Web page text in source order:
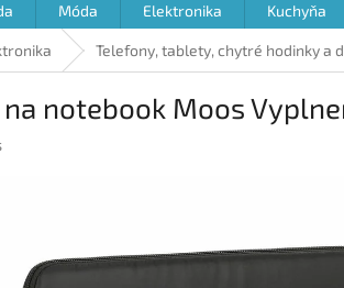
Móda Elektronika Kuchyňa
Telefony, tablety, chytré hodinky a
notebook Moos